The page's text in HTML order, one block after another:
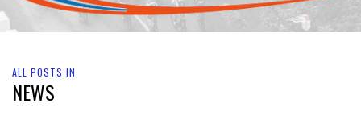
ALL POSTS IN
NEWS